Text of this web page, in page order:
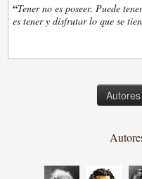
“Tener no es poseer. Puede
es tener y disfrutar lo que se
Autores